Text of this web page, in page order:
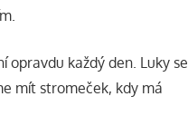
opravdu každý den. Luky se
mít stromeček, kdy má